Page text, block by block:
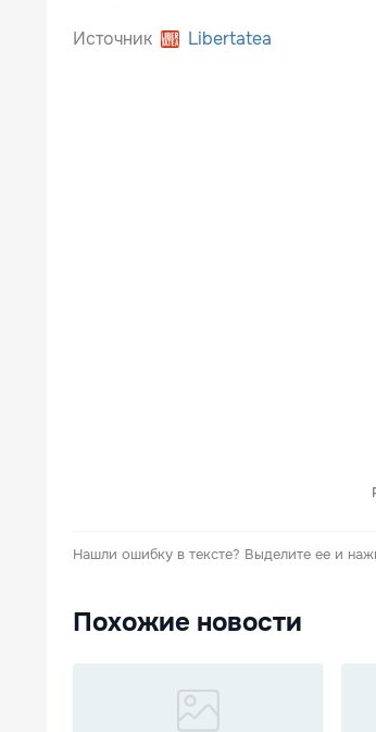
Источник Libertatea
Нашли ошибку в тексте? Выделите ее и
Похожие новости